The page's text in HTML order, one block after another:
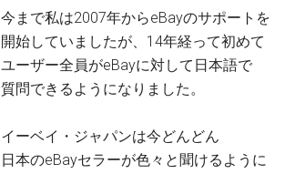
今まで私は2007年からeBayのサポートを
開始していましたが、14年経って初めて
ユーザー全員がeBayに対して日本語で
質問できるようになりました。
イーベイ・ジャパンは今どんどん
日本のeBayセラーが色々と聞けるように